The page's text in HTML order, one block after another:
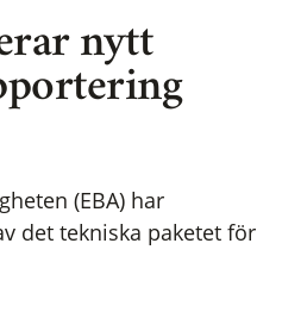
nytt
(EBA) har
det tekniska paketet för